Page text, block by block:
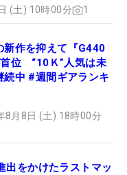
(土) 10時00分 1
新作を抑えて『G440
位 “10Ｋ”人気は未
続中 #週間ギアランキ
8月8日 (土) 18時00分
出をかけたラストマッ